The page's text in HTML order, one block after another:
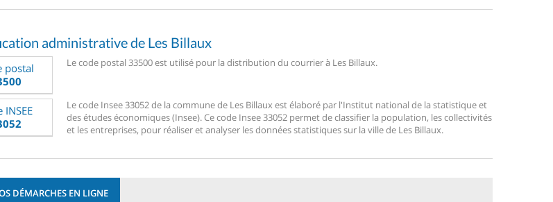
administrative de Les Billaux
postal
Le code postal 33500 est utilisé pour la distribution du courrier à Les Billaux.
INSEE
Le code Insee 33052 de la commune de Les Billaux est élaboré par l'Institut national de la statistique et
des études économiques (Insee). Ce code Insee 33052 permet de classifier la population, les collectivités
et les entreprises, pour réaliser et analyser les données statistiques sur la ville de Les Billaux.
DÉMARCHES EN LIGNE